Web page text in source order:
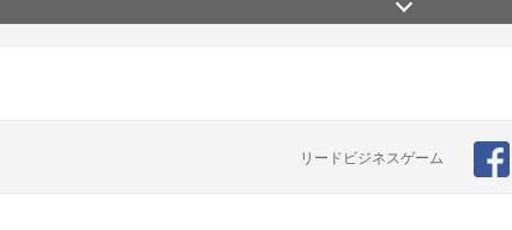
リードビジネスゲーム